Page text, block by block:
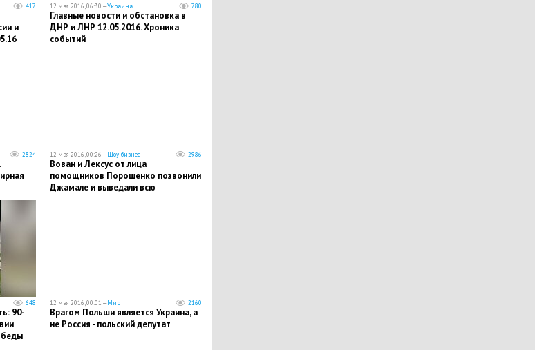
417
и
12 мая 2016, 06:30 —Украина 780
Главные новости и обстановка в
ДНР и ЛНР 12.05.2016. Хроника
событий
2824 12 мая 2016, 00:26 —Шоу-бизнес 2986
Вован и Лексус от лица
помощников Порошенко позвонили
Джамале и выведали всю
648
90-
12 мая 2016, 00:01 —Мир 2160
Врагом Польши является Украина, а
не Россия - польский депутат